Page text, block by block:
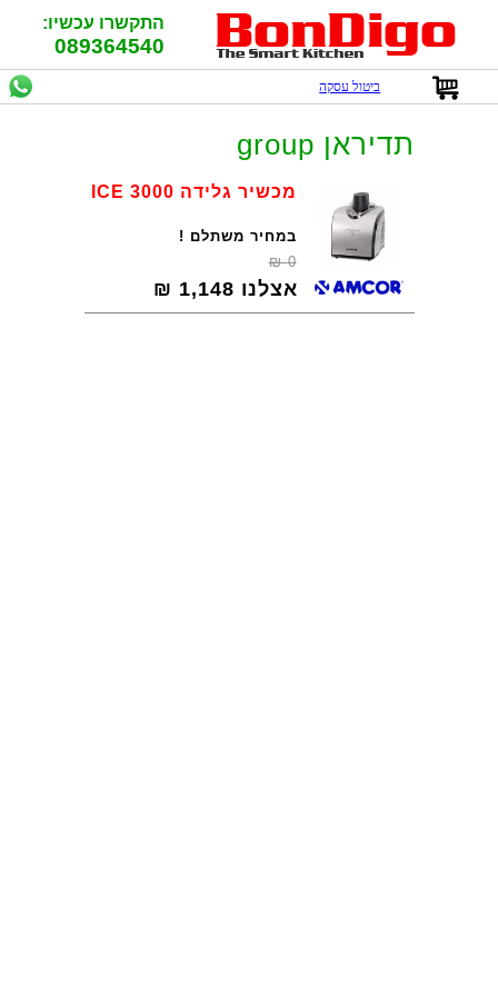
התקשרו עכשיו:
089364540
ביטול עסקה
תדיראן group
מכשיר גלידה ICE 3000
במחיר משתלם !
0
₪
אצלנו 1,148
₪